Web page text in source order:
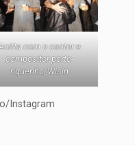
com o cantor e
compositor porto-
riquenho, Wisin
Instagram